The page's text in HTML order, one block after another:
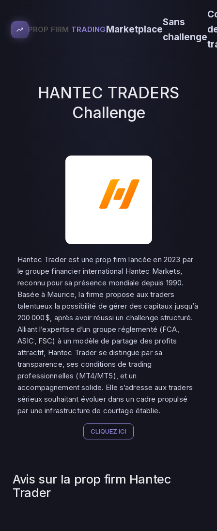
PROP FIRM TRADINGMarketplace
Sans
challenge
HANTEC TRADERS
Challenge
Hantec Trader est une prop firm lancée en 2023 par
le groupe financier international Hantec Markets,
reconnu pour sa présence mondiale depuis 1990.
Basée à Maurice, la firme propose aux traders
talentueux la possibilité de gérer des capitaux jusqu’à
200 000 $, après avoir réussi un challenge structuré.
Alliant l’expertise d’un groupe réglementé (FCA,
ASIC, FSC) à un modèle de partage des profits
attractif, Hantec Trader se distingue par sa
transparence, ses conditions de trading
professionnelles (MT4/MT5), et un
accompagnement solide. Elle s’adresse aux traders
sérieux souhaitant évoluer dans un cadre propulsé
par une infrastructure de courtage établie.
CLIQUEZ ICI
Avis sur la prop firm Hantec
Trader